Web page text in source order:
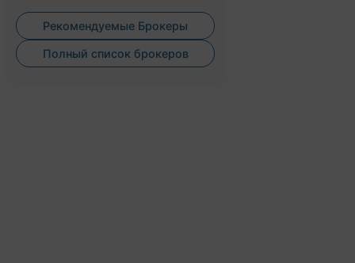
Рекомендуемые Брокеры
Полный список брокеров